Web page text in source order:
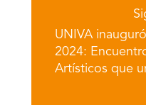
UNIVA
2024:
Artísticos que